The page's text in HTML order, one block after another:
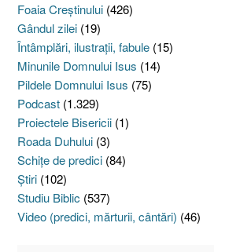
Foaia Creştinului (426)
Gândul zilei (19)
Întâmplări, ilustraţii, fabule (15)
Minunile Domnului Isus (14)
Pildele Domnului Isus (75)
Podcast (1.329)
Proiectele Bisericii (1)
Roada Duhului (3)
Schiţe de predici (84)
Ştiri (102)
Studiu Biblic (537)
Video (predici, mărturii, cântări) (46)